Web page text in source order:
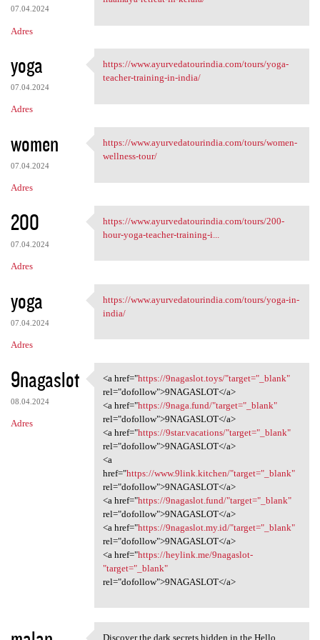
07.04.2024
Adres
yoga
07.04.2024
Adres
https://www.ayurvedatourindia
https://www.ayurvedatourindia.com/tours/yoga-
teacher-training-in-india/
women
07.04.2024
Adres
https://www.ayurvedatourindia
https://www.ayurvedatourindia.com/tours/women-
wellness-tour/
200
07.04.2024
Adres
https://www.ayurvedatourindia
https://www.ayurvedatourindia.com/tours/200-
hour-yoga-teacher-training-i...
yoga
07.04.2024
Adres
https://www.ayurvedatourindia
https://www.ayurvedatourindia.com/tours/yoga-in-
india/
9nagaslot
08.04.2024
Adres
<a href="https://9nagaslot
<a href="https://9nagaslot.toys/"target="_blank"
rel="dofollow">9NAGASLOT</a>
<a href="https://9naga.fund/"target="_blank"
rel="dofollow">9NAGASLOT</a>
<a href="https://9star.vacations/"target="_blank"
rel="dofollow">9NAGASLOT</a>
<a
href="https://www.9link.kitchen/"target="_blank"
rel="dofollow">9NAGASLOT</a>
<a href="https://9nagaslot.fund/"target="_blank"
rel="dofollow">9NAGASLOT</a>
<a href="https://9nagaslot.my.id/"target="_blank"
rel="dofollow">9NAGASLOT</a>
<a href="https://heylink.me/9nagaslot-
"target="_blank"
rel="dofollow">9NAGASLOT</a>
Discover the dark secrets hidden in the Hello